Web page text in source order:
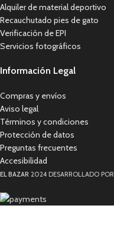
Alquiler de material deportivo
Recauchutado pies de gato
Verificación de EPI
Servicios fotográficos
Información Legal
Compras y envíos
Aviso legal
Términos y condiciones
Protección de datos
Preguntas frecuentes
Accesibilidad
EL BAZAR 2024 DESARROLLADO POR